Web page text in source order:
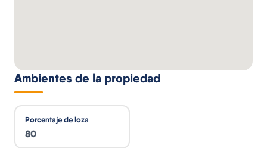
Ambientes de la propiedad
Porcentaje de loza
80